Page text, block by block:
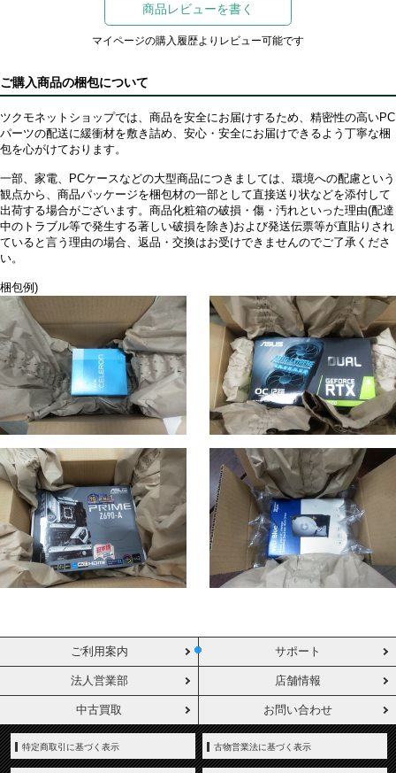
商品レビューを書く
マイページの購入履歴よりレビュー可能です
ご購入商品の梱包について
ツクモネットショップでは、商品を安全にお届けするため、精密性の高いPC
パーツの配送に緩衝材を敷き詰め、安心・安全にお届けできるよう丁寧な梱
包を心がけております。
一部、家電、PCケースなどの大型商品につきましては、環境への配慮という
観点から、商品パッケージを梱包材の一部として直接送り状などを添付して
出荷する場合がございます。商品化粧箱の破損・傷・汚れといった理由(配達
中のトラブル等で発生する著しい破損を除き)および発送伝票等が直貼りされ
ていると言う理由の場合、返品・交換はお受けできませんのでご了承くださ
い。
梱包例)
ご利用案内 サポート
法人営業部 店舗情報
中古買取 お問い合わせ
特定商取引に基づく表示 古物営業法に基づく表示